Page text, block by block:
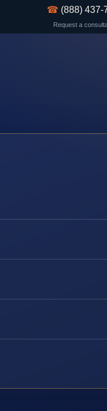
☎ (888) 437-
Request a